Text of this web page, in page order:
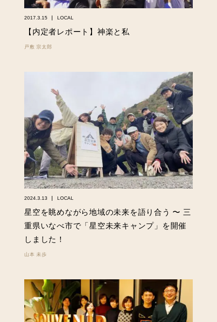
2017.3.15 LOCAL
【内定者レポート】神楽と私
戸敷 宗太郎
2024.3.13 LOCAL
星空を眺めながら地域の未来を語り合う 〜 三
重県いなべ市で「星空未来キャンプ」を開催
しました！
山本 未歩